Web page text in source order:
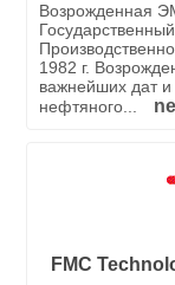
Возрожденная
1982 г.
важнейших дат
нефтяного...
FMC